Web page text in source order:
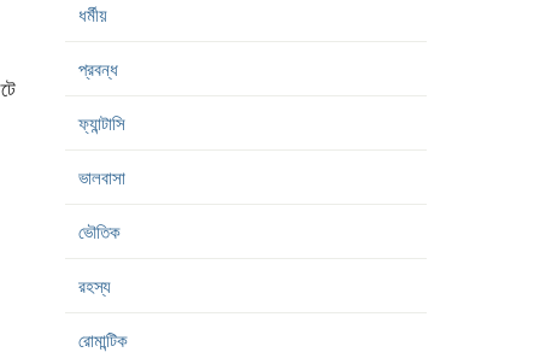
ধর্মীয়
প্রবন্ধ
ফ্যান্টাসি
ভালবাসা
ভৌতিক
রহস্য
রোমান্টিক